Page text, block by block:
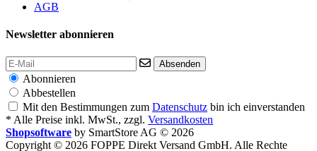
AGB
Newsletter abonnieren
Absenden
Abonnieren
Abbestellen
Mit den Bestimmungen zum Datenschutz bin ich einverstanden
* Alle Preise inkl. MwSt., zzgl. Versandkosten
Shopsoftware by SmartStore AG © 2026
Copyright © 2026 FOPPE Direkt Versand GmbH. Alle Rechte